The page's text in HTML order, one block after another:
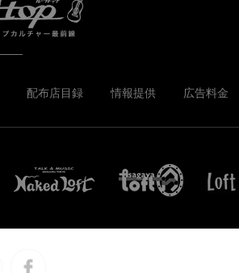
配布店目録 情報提供 広告料金